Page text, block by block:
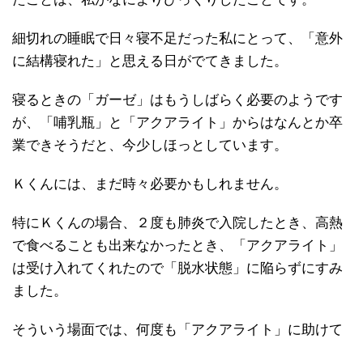
細切れの睡眠で日々寝不足だった私にとって、「意外
に結構寝れた」と思える日がでてきました。
寝るときの「ガーゼ」はもうしばらく必要のようです
が、「哺乳瓶」と「アクアライト」からはなんとか卒
業できそうだと、今少しほっとしています。
Ｋくんには、まだ時々必要かもしれません。
特にＫくんの場合、２度も肺炎で入院したとき、高熱
で食べることも出来なかったとき、「アクアライト」
は受け入れてくれたので「脱水状態」に陥らずにすみ
ました。
そういう場面では、何度も「アクアライト」に助けて